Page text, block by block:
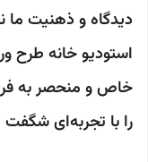
دیدگاه و ذهنیت
استودیو خانه طرح
خاص و منحصر به
را با تجربه‌ای شگفت